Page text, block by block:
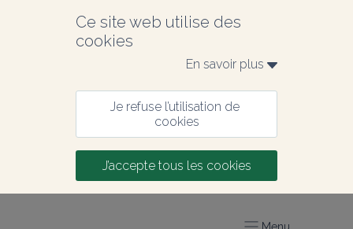
Ce site web utilise des
cookies
En savoir plus
Je refuse l’utilisation de
cookies
J’accepte tous les cookies